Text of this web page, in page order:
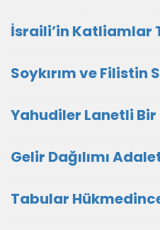
İsraili’in Katliamlar
Soykırım ve Filistin
Yahudiler Lanetli
Gelir Dağılımı
Tabular